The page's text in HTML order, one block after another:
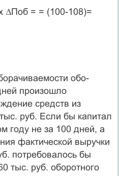
∆Поб = = (100-108)=
обо­
произошло
средств из
руб. Если бы капитал
году не за 100 дней, а
фактической выручки
потребовалось бы
тыс. руб. оборотного